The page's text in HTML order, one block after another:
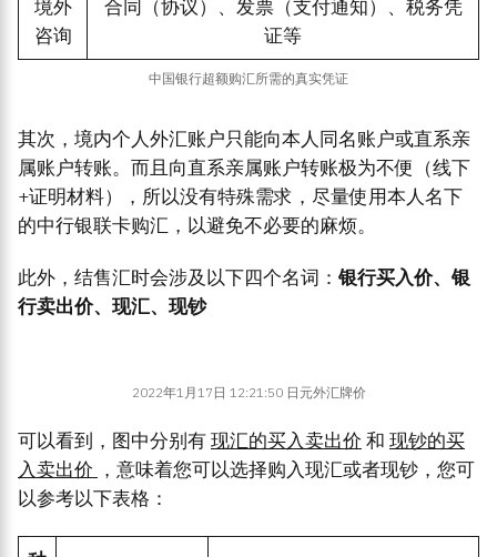
境外
咨询
合同（协议）、发票（支付通知）、税务凭
证等
中国银行超额购汇所需的真实凭证
其次，境内个人外汇账户只能向本人同名账户或直系亲
属账户转账。而且向直系亲属账户转账极为不便（线下
+证明材料），所以没有特殊需求，尽量使用本人名下
的中行银联卡购汇，以避免不必要的麻烦。
此外，结售汇时会涉及以下四个名词： 银行买入价、银
行卖出价、现汇、现钞
2022年1月17日 12:21:50 日元外汇牌价
可以看到，图中分别有现汇的买入卖出价 和 现钞的买
入卖出价 ，意味着您可以选择购入现汇或者现钞，您可
以参考以下表格：